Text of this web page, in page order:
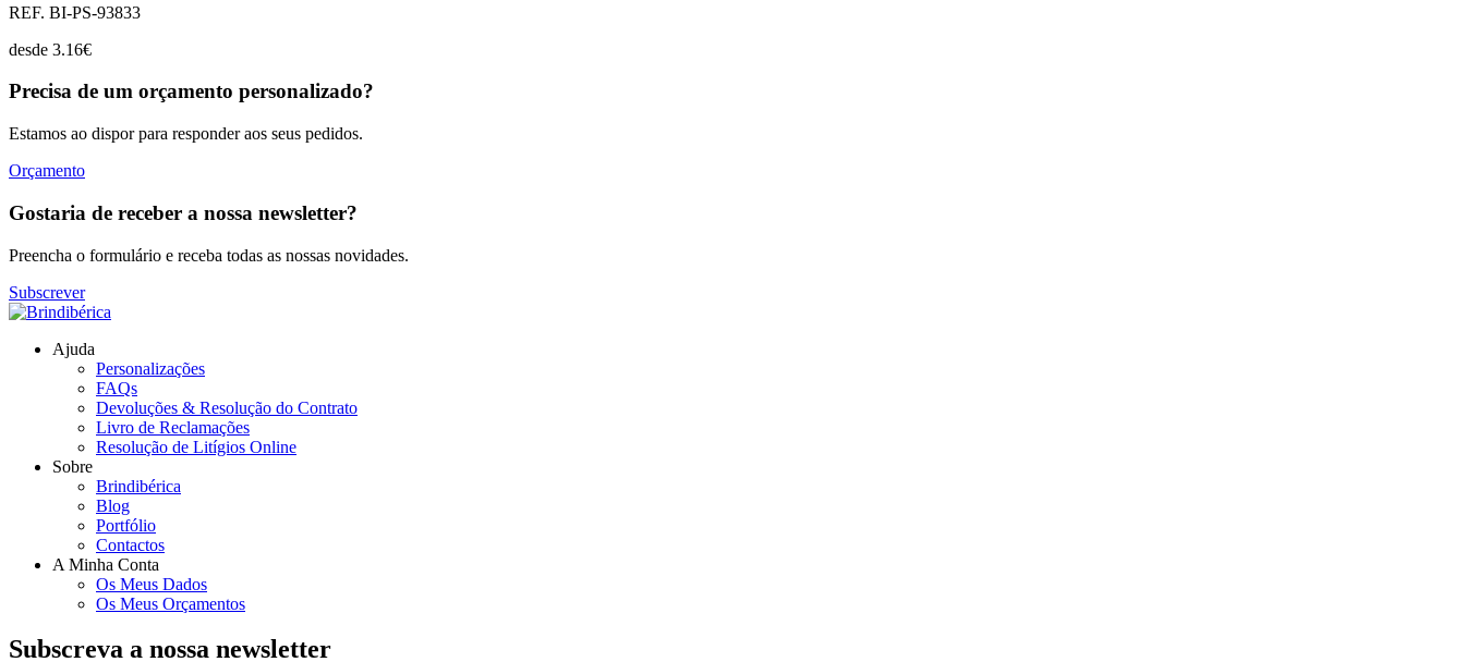
REF. BI-PS-93833
desde 3.16€
Precisa de um orçamento personalizado?
Estamos ao dispor para responder aos seus pedidos.
Orçamento
Gostaria de receber a nossa newsletter?
Preencha o formulário e receba todas as nossas novidades.
Subscrever
Ajuda
Personalizações
FAQs
Devoluções & Resolução do Contrato
Livro de Reclamações
Resolução de Litígios Online
Sobre
Brindibérica
Blog
Portfólio
Contactos
A Minha Conta
Os Meus Dados
Os Meus Orçamentos
Subscreva a nossa newsletter